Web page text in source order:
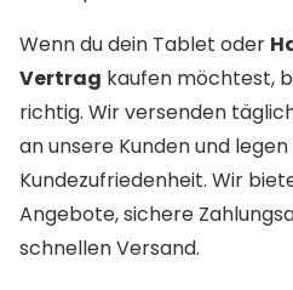
Wenn du dein Tablet oder
Vertrag kaufen möchtest,
richtig. Wir versenden
an unsere Kunden und
Kundezufriedenheit. Wir
Angebote, sichere
schnellen Versand.